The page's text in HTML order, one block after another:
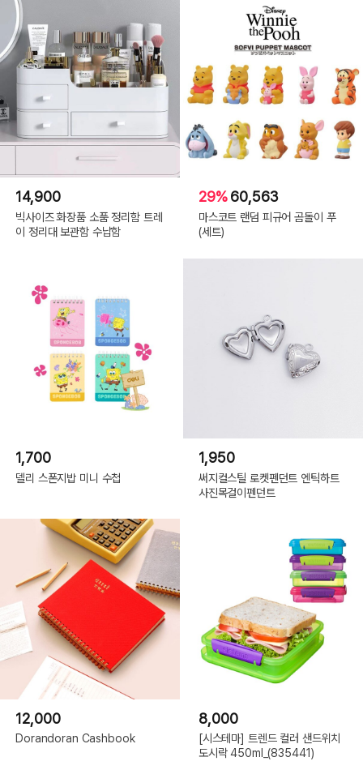
14,900
빅사이즈 화장품 소품 정리함 트레
이 정리대 보관함 수납함
29%60,563
마스코트 랜덤 피규어 곰돌이 푸
(세트)
1,700
델리 스폰지밥 미니 수첩
1,950
써지컬스틸 로켓펜던트 엔틱하트
사진목걸이펜던트
12,000
Dorandoran Cashbook
8,000
[시스테마] 트렌드 컬러 샌드위치
도시락 450ml_(835441)